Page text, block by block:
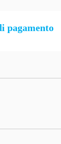
pagamento